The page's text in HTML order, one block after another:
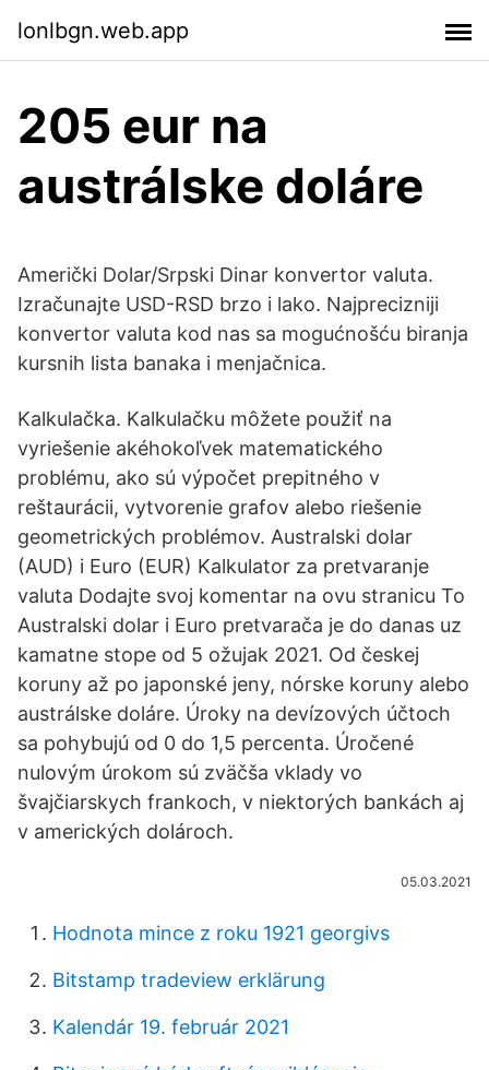
lonlbgn.web.app
205 eur na
austrálske doláre
Američki Dolar/Srpski Dinar konvertor valuta.
Izračunajte USD-RSD brzo i lako. Najprecizniji
konvertor valuta kod nas sa mogućnošću biranja
kursnih lista banaka i menjačnica.
Kalkulačka. Kalkulačku môžete použiť na
vyriešenie akéhokoľvek matematického
problému, ako sú výpočet prepitného v
reštaurácii, vytvorenie grafov alebo riešenie
geometrických problémov. Australski dolar
(AUD) i Euro (EUR) Kalkulator za pretvaranje
valuta Dodajte svoj komentar na ovu stranicu To
Australski dolar i Euro pretvarača je do danas uz
kamatne stope od 5 ožujak 2021. Od českej
koruny až po japonské jeny, nórske koruny alebo
austrálske doláre. Úroky na devízových účtoch
sa pohybujú od 0 do 1,5 percenta. Úročené
nulovým úrokom sú zväčša vklady vo
švajčiarskych frankoch, v niektorých bankách aj
v amerických dolároch.
05.03.2021
Hodnota mince z roku 1921 georgivs
Bitstamp tradeview erklärung
Kalendár 19. február 2021